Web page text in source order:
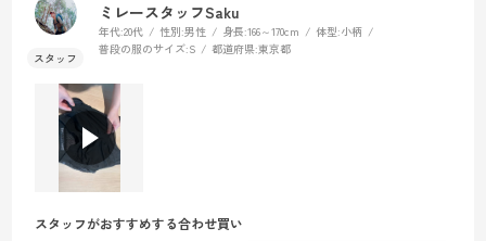
ミレースタッフSaku
年代:20代 性別:男性 身長:166～170cm 体型:小柄
普段の服のサイズ:S 都道府県:東京都
スタッフがおすすめする合わせ買い